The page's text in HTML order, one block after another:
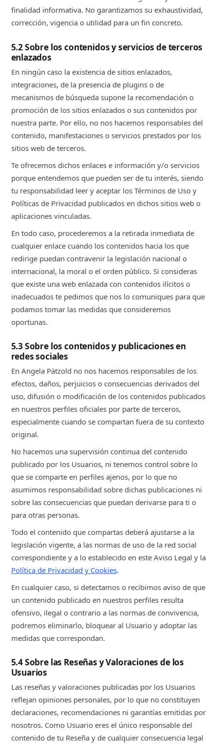
finalidad informativa. No garantizamos su exhaustividad,
corrección, vigencia o utilidad para un fin concreto.
5.2 Sobre los contenidos y servicios de terceros
enlazados
En ningún caso la existencia de sitios enlazados,
integraciones, de la presencia de plugins o de
mecanismos de búsqueda supone la recomendación o
promoción de los sitios enlazados o sus contenidos por
nuestra parte. Por ello, no nos hacemos responsables del
contenido, manifestaciones o servicios prestados por los
sitios web de terceros.
Te ofrecemos dichos enlaces e información y/o servicios
porque entendemos que pueden ser de tu interés, siendo
tu responsabilidad leer y aceptar los Términos de Uso y
Políticas de Privacidad publicados en dichos sitios web o
aplicaciones vinculadas.
En todo caso, procederemos a la retirada inmediata de
cualquier enlace cuando los contenidos hacia los que
redirige puedan contravenir la legislación nacional o
internacional, la moral o el orden público. Si consideras
que existe una web enlazada con contenidos ilícitos o
inadecuados te pedimos que nos lo comuniques para que
podamos tomar las medidas que consideremos
oportunas.
5.3 Sobre los contenidos y publicaciones en
redes sociales
En Angela Pätzold no nos hacemos responsables de los
efectos, daños, perjuicios o consecuencias derivados del
uso, difusión o modificación de los contenidos publicados
en nuestros perfiles oficiales por parte de terceros,
especialmente cuando se compartan fuera de su contexto
original.
No hacemos una supervisión continua del contenido
publicado por los Usuarios, ni tenemos control sobre lo
que se comparte en perfiles ajenos, por lo que no
asumimos responsabilidad sobre dichas publicaciones ni
sobre las consecuencias que puedan derivarse para ti o
para otras personas.
Todo el contenido que compartas deberá ajustarse a la
legislación vigente, a las normas de uso de la red social
correspondiente y a lo establecido en este Aviso Legal y la
Política de Privacidad y Cookies.
En cualquier caso, si detectamos o recibimos aviso de que
un contenido publicado en nuestros perfiles resulta
ofensivo, ilegal o contrario a las normas de convivencia,
podremos eliminarlo, bloquear al Usuario y adoptar las
medidas que correspondan.
5.4 Sobre las Reseñas y Valoraciones de los
Usuarios
Las reseñas y valoraciones publicadas por los Usuarios
reflejan opiniones personales, por lo que no constituyen
declaraciones, recomendaciones ni garantías emitidas por
nosotros. Como Usuario eres el único responsable del
contenido de tu Reseña y de cualquier consecuencia legal